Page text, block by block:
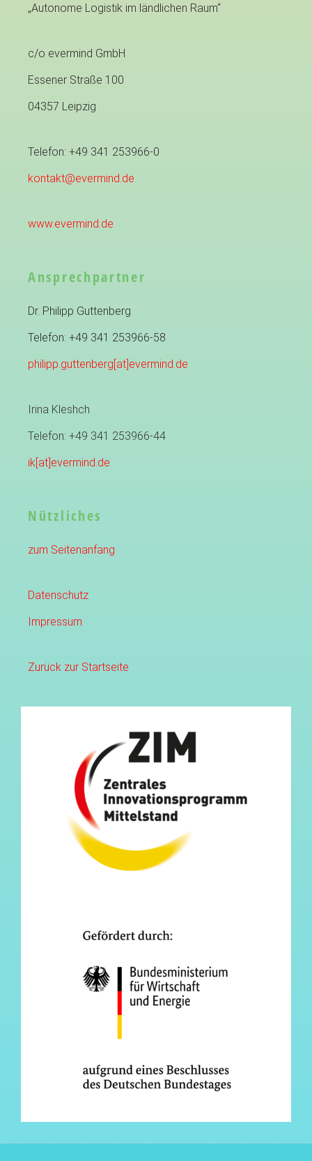
„Autonome Logistik im ländlichen Raum“
c/o evermind GmbH
Essener Straße 100
04357 Leipzig
Telefon: +49 341 253966-0
kontakt@evermind.de
www.evermind.de
Ansprechpartner
Dr. Philipp Guttenberg
Telefon: +49 341 253966-58
philipp.guttenberg[at]evermind.de
Irina Kleshch
Telefon: +49 341 253966-44
ik[at]evermind.de
Nützliches
zum Seitenanfang
Datenschutz
Impressum
Zurück zur Startseite